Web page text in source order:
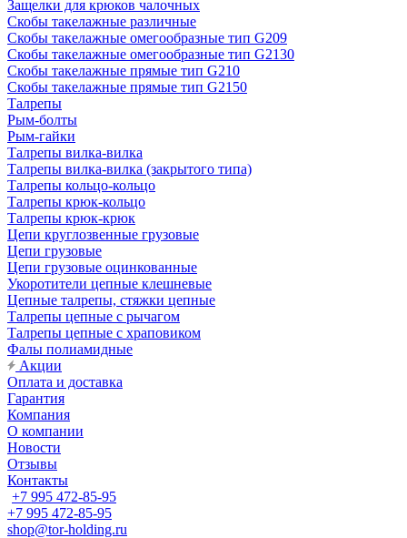
Защелки для крюков чалочных
Скобы такелажные различные
Скобы такелажные омегообразные тип G209
Скобы такелажные омегообразные тип G2130
Скобы такелажные прямые тип G210
Скобы такелажные прямые тип G2150
Талрепы
Рым-болты
Рым-гайки
Талрепы вилка-вилка
Талрепы вилка-вилка (закрытого типа)
Талрепы кольцо-кольцо
Талрепы крюк-кольцо
Талрепы крюк-крюк
Цепи круглозвенные грузовые
Цепи грузовые
Цепи грузовые оцинкованные
Укоротители цепные клешневые
Цепные талрепы, стяжки цепные
Талрепы цепные с рычагом
Талрепы цепные с храповиком
Фалы полиамидные
Акции
Оплата и доставка
Гарантия
Компания
О компании
Новости
Отзывы
Контакты
+7 995 472-85-95
+7 995 472-85-95
shop@tor-holding.ru